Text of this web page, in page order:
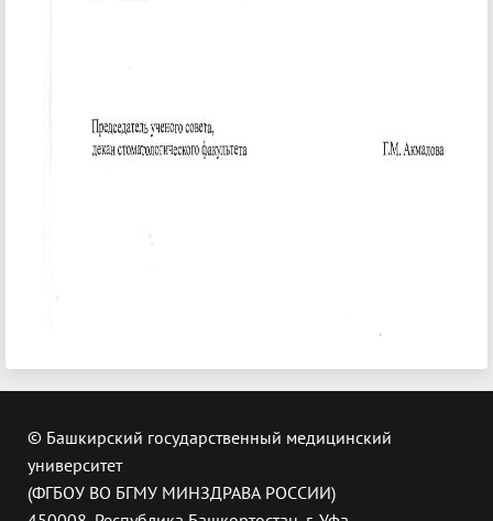
© Башкирский государственный медицинский
университет
(ФГБОУ ВО БГМУ МИНЗДРАВА РОССИИ)